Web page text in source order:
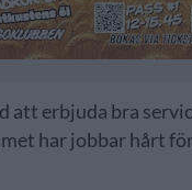
att erbjuda bra
har jobbar hårt